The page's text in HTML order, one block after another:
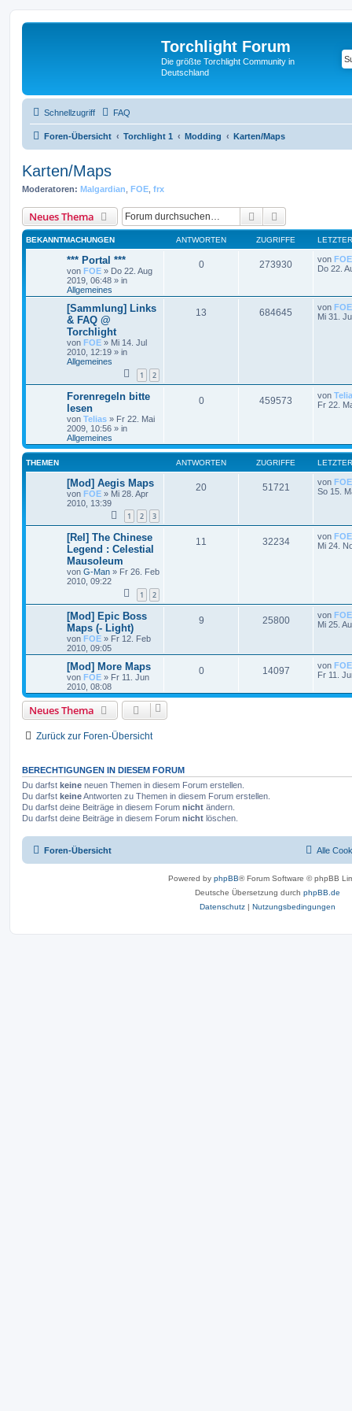
Torchlight Forum
Die größte Torchlight Community in
Deutschland
Schnellzugriff FAQ
Foren-Übersicht Torchlight 1 Modding Karten/Maps
Karten/Maps
Moderatoren: Malgardian FOE frx
Neues Thema Suche
BEKANNTMACHUNGEN ANTWORTEN ZUGRIFFE
*** Portal ***
von FOE » Do 22. Aug
2019, 06:48 » in
Allgemeines
0 273930 von FOE
Do 22.
[Sammlung] Links
& FAQ @
Torchlight
von FOE » Mi 14. Jul
2010, 12:19 » in
Allgemeines
1 2
13 684645 von FOE
Mi 31.
Forenregeln bitte
lesen
von Telias » Fr 22. Mai
2009, 10:56 » in
Allgemeines
0 459573 von
Fr 22.
THEMEN ANTWORTEN ZUGRIFFE
[Mod] Aegis Maps
von FOE » Mi 28. Apr
2010, 13:39
1 2 3
20 51721 von FOE
So 15.
[Rel] The Chinese
Legend : Celestial
Mausoleum
von G-Man » Fr 26. Feb
2010, 09:22
1 2
11 32234 von FOE
Mi 24.
[Mod] Epic Boss
Maps (- Light)
von FOE » Fr 12. Feb
2010, 09:05
9 25800 von FOE
Mi 25.
[Mod] More Maps
von FOE » Fr 11. Jun
2010, 08:08
0 14097 von FOE
Fr 11.
Neues Thema
Zurück zur Foren-Übersicht
BERECHTIGUNGEN IN DIESEM FORUM
Du darfst keine neuen Themen in diesem Forum erstellen.
Du darfst keineAntworten zu Themen in diesem Forum erstellen.
Du darfst deine Beiträge in diesem Forum nicht ändern.
Du darfst deine Beiträge in diesem Forum nicht löschen.
Foren-Übersicht Alle
Powered by phpBB® Forum Software © phpBB
Deutsche Übersetzung durch phpBB.de
Datenschutz
Nutzungsbedingungen